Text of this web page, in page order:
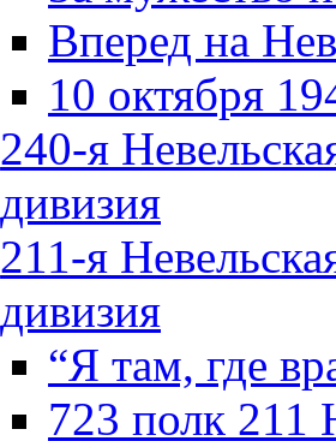
Вперед на
10 октября
240-я
дивизия
211-я
дивизия
“Я там, где
723 полк 211